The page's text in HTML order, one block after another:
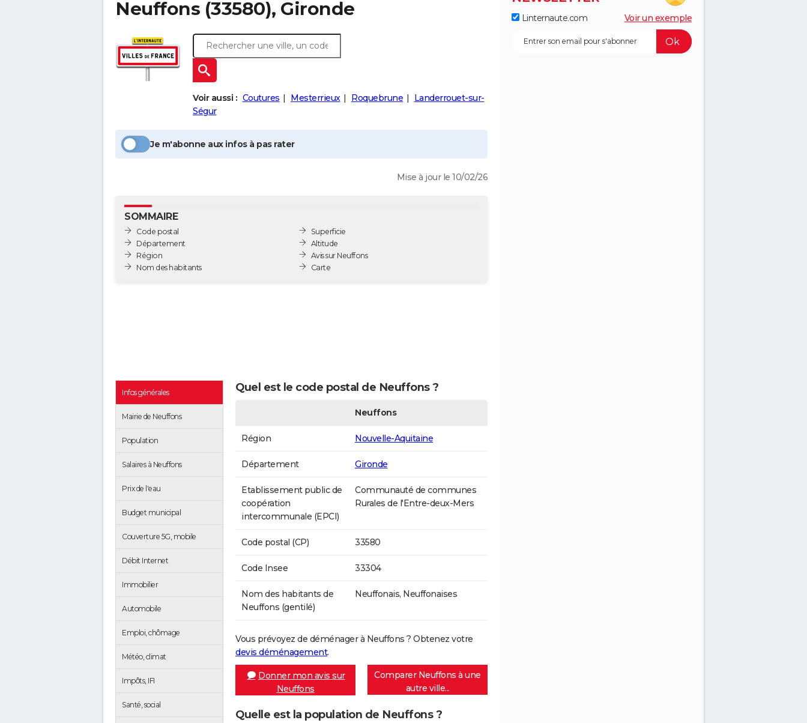
Neuffons (33580), Gironde
Voir aussi : Coutures Mesterrieux Roquebrune
Landerrouet-sur-
Ségur
Je m'abonne aux infos à pas rater
Mise à jour le 10/02/26
SOMMAIRE
Code postal
Département
Région
Nom des habitants
Superficie
Altitude
Avis sur Neuffons
Carte
Infos générales
Mairie de Neuffons
Population
Salaires à Neuffons
Prix de l'eau
Budget municipal
Couverture 5G, mobile
Débit Internet
Immobilier
Automobile
Emploi, chômage
Météo, climat
Impôts, IFI
Santé, social
Quel est le code postal de Neuffons ?
Neuffons
Région Nouvelle-Aquitaine
Département Gironde
Etablissement public de
coopération
intercommunale (EPCI)
Communauté de communes
Rurales de l'Entre-deux-Mers
Code postal (CP) 33580
Code Insee 33304
Nom des habitants de
Neuffons (gentilé)
Neuffonais, Neuffonaises
Vous prévoyez de déménager à Neuffons ? Obtenez votre
devis déménagement.
Donner mon avis sur
Neuffons
Comparer Neuffons à une
autre ville...
Quelle est la population de Neuffons ?
Linternaute.com Voir un exemple